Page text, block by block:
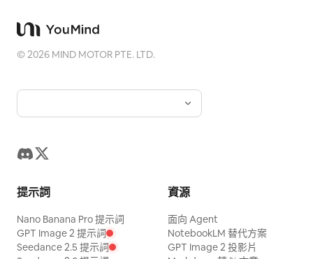
©2026 MIND MOTOR PTE. LTD.
提示詞
Nano Banana Pro 提示詞
GPT Image 2 提示詞
Seedance 2.5 提示詞
資源
面向 Agent
NotebookLM 替代方案
GPT Image 2 投影片